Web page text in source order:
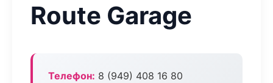
Route Garage
Телефон: 8 (949) 408 16 80